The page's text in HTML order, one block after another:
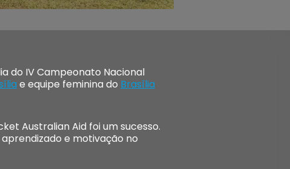
do IV Campeonato Nacional
e equipe feminina do Brasília
Australian Aid foi um sucesso.
e motivação no